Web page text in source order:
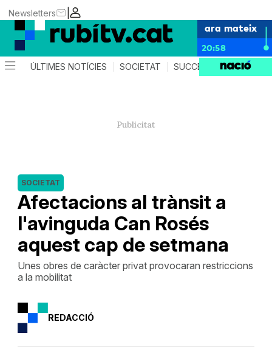
|
Newsletters
ara mateix
20:58
ÚLTIMES NOTÍCIES SOCIETAT SUCCESSOS
Afectacions al trànsit a
l'avinguda Can Rosés
aquest cap de setmana
SOCIETAT
Unes obres de caràcter privat provocaran restriccions
a la mobilitat
REDACCIÓ